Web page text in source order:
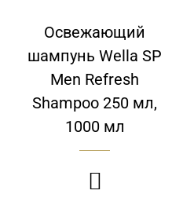
Освежающий
шампунь Wella SP
Men Refresh
Shampoo 250 мл,
1000 мл
